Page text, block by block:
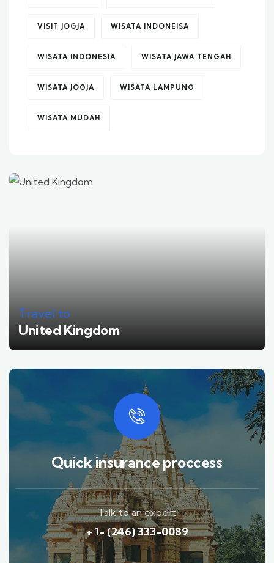
VISIT JOGJA WISATA INDONEISA
WISATA INDONESIA WISATA JAWA TENGAH
WISATA JOGJA WISATA LAMPUNG
WISATA MUDAH
Travel to
United Kingdom
Quick insurance proccess
Talk to an expert
+ 1- (246) 333-0089